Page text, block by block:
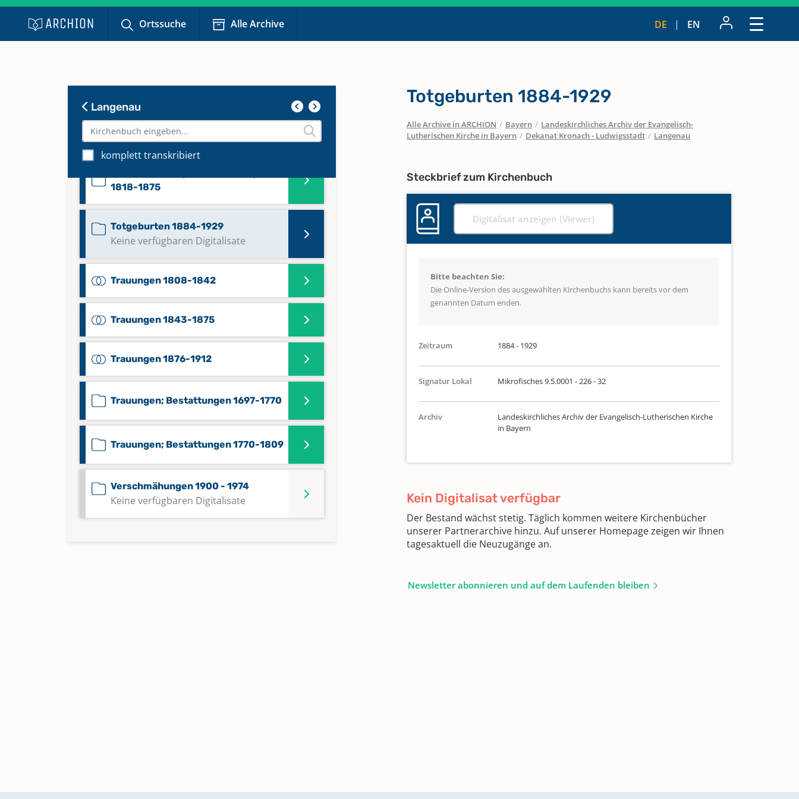
Ortssuche Alle Archive DE EN
Langenau
komplett transkribiert
Taufen 1823-1868
Taufen; Trauungen; Bestattungen
1627-1697
1818-1875
Totgeburten 1884-1929
Keine verfügbaren Digitalisate
Trauungen 1808-1842
Trauungen 1843-1875
Trauungen 1876-1912
Trauungen; Bestattungen 1697-1770
Trauungen; Bestattungen 1770-1809
Verschmähungen 1900 - 1974
Keine verfügbaren Digitalisate
Totgeburten 1884-1929
Alle Archive in ARCHION / Bayern / Landeskirchliches Archiv der Evangelisch-
Lutherischen Kirche in Bayern / Dekanat Kronach - Ludwigsstadt / Langenau
Steckbrief zum Kirchenbuch
Digitalisat anzeigen (Viewer)
Bitte beachten Sie:
Die Online-Version des ausgewählten Kirchenbuchs kann bereits vor dem
genannten Datum enden.
Zeitraum 1884 - 1929
Signatur Lokal Mikrofisches 9.5.0001 - 226 - 32
Archiv
Landeskirchliches Archiv der Evangelisch-Lutherischen Kirche
in Bayern
Kein Digitalisat verfügbar
Der Bestand wächst stetig. Täglich kommen weitere Kirchenbücher
unserer Partnerarchive hinzu. Auf unserer Homepage zeigen wir Ihnen
tagesaktuell die Neuzugänge an.
Newsletter abonnieren und auf dem Laufenden bleiben